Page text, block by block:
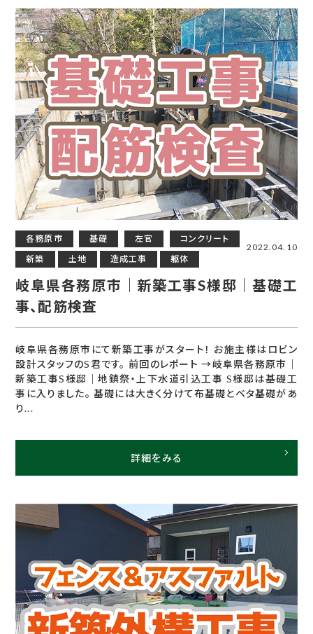
各務原市 基礎 左官
コンクリート
新築
土地 造成工事 躯体
2022.04.10
岐阜県各務原市｜新築工事S様邸｜基礎工
事、配筋検査
岐阜県各務原市にて新築工事がスタート！ お施主様はロビン
設計スタッフのS君です。 前回のレポート →岐阜県各務原市｜
新築工事S様邸｜地鎮祭・上下水道引込工事 S様邸は基礎工
事に入りました。 基礎には大きく分けて布基礎とベタ基礎があ
り...
詳細をみる